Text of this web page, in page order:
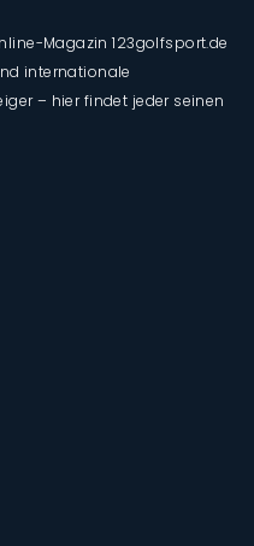
Magazin 123golfsport.de
internationale
– hier findet jeder seinen